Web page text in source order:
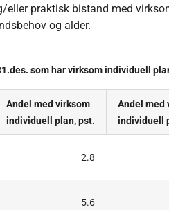
eller praktisk bistand med
og alder.
som har virksom individuell
Andel med virksom
individuell plan, pst.
Andel med
individuell
2.8
5.6